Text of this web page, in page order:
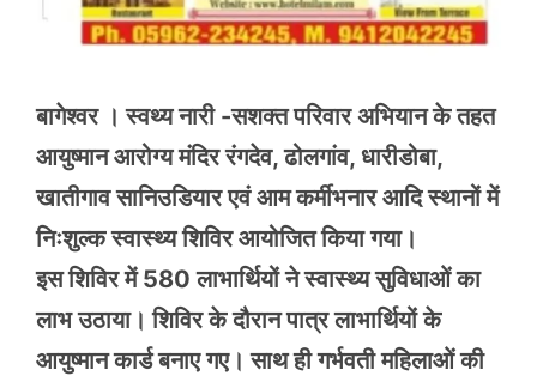
बागेश्वर । स्वथ्य नारी -सशक्त परिवार अभियान के तहत
आयुष्मान आरोग्य मंदिर रंगदेव, ढोलगांव, धारीडोबा,
खातीगाव सानिउडियार एवं आम कर्मीभनार आदि स्थानों में
निःशुल्क स्वास्थ्य शिविर आयोजित किया गया।
इस शिविर में 580 लाभार्थियों ने स्वास्थ्य सुविधाओं का
लाभ उठाया। शिविर के दौरान पात्र लाभार्थियों के
आयुष्मान कार्ड बनाए गए। साथ ही गर्भवती महिलाओं की